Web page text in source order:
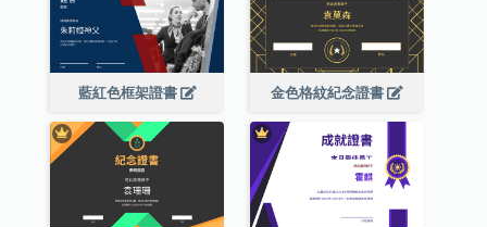
藍紅色框架證書 金色格紋紀念證書